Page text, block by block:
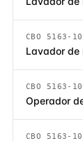
CBO 5163-10
Lavador de
CBO 5163-10
Operador
CBO 5163-10